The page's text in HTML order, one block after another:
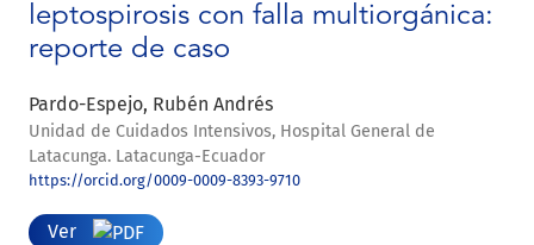
leptospirosis con falla multiorgánica:
reporte de caso
Pardo-Espejo, Rubén Andrés
Unidad de Cuidados Intensivos, Hospital General de
Latacunga. Latacunga-Ecuador
https://orcid.org/0009-0009-8393-9710
Ver